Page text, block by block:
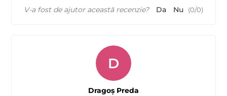
la stat pentru a putea gestiona colectarea deseurilor de
Folie spaciala pentru incalzit ceara Depilflax - iti
protejeaza incalzitorul de ceara
V-a fost de ajutor această recenzie? Da Nu (0/0)
D
Dragoș Preda